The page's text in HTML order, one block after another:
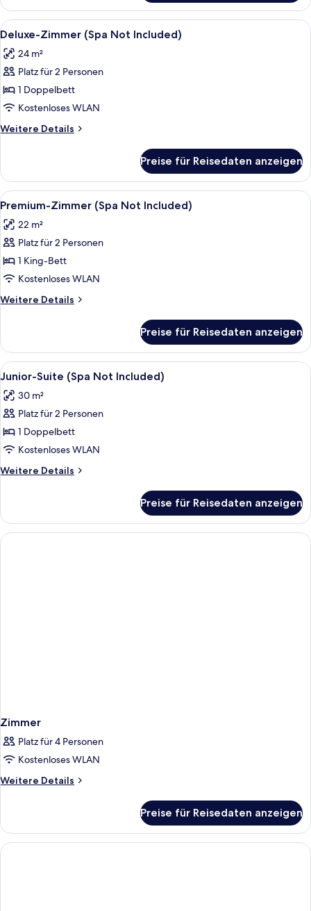
Zimmer
(Spa
Not
Alle
Fotos
für
Deluxe-
Zimmer
(Spa
Not
Included)
Ein Schlafzimmer mit einem großen
5
Deluxe-Zimmer (Spa Not Included)
24 m²
Platz für 2 Personen
1 Doppelbett
Kostenloses WLAN
Weitere Details
Weitere
Zimmer
(Spa
Not
Preise für Reisedaten anzeigen
Alle
Fotos
für
Premium-
Zimmer
(Spa
Not
Included)
Ein Schlafzimmer mit einem Bett,
4
Premium-Zimmer (Spa Not Included)
22 m²
Platz für 2 Personen
1 King-Bett
Kostenloses WLAN
Weitere Details
Weitere
Zimmer
(Spa
Not
Preise für Reisedaten anzeigen
Alle
Fotos
für
Junior-
Suite
(Spa
Not
Included)
Ein Schlafzimmer mit einer
5
Junior-Suite (Spa Not Included)
30 m²
Platz für 2 Personen
1 Doppelbett
Kostenloses WLAN
Weitere Details
Weitere
Suite
(Spa
Not
Preise für Reisedaten anzeigen
Zimmer
Platz für 4 Personen
Kostenloses WLAN
Weitere Details
Weitere
Preise für Reisedaten anzeigen